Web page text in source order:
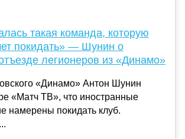
такая команда, которую
покидать» — Шунин о
легионеров из «Динамо»
«Динамо» Антон Шунин
«Матч ТВ», что иностранные
намерены покидать клуб.